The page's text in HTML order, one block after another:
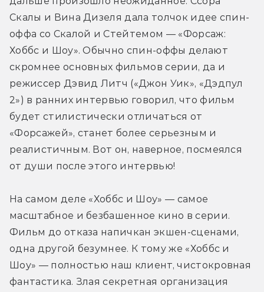
Скалы и Вина Дизеля дала толчок идее спин-
оффа со Скалой и Стейтемом — «Форсаж:
Хоббс и Шоу». Обычно спин-оффы делают
скромнее основных фильмов серии, да и
режиссер Дэвид Литч («Джон Уик», «Дэдпул
2») в ранних интервью говорил, что фильм
будет стилистически отличаться от
«Форсажей», станет более серьезным и
реалистичным. Вот он, наверное, посмеялся
от души после этого интервью!
На самом деле «Хоббс и Шоу» — самое
масштабное и безбашенное кино в серии.
Фильм до отказа напичкан экшен-сценами,
одна другой безумнее. К тому же «Хоббс и
Шоу» — полностью наш клиент, чистокровная
фантастика. Злая секретная организация